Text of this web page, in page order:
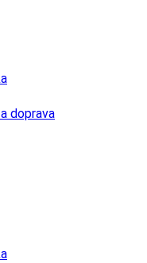
doprava